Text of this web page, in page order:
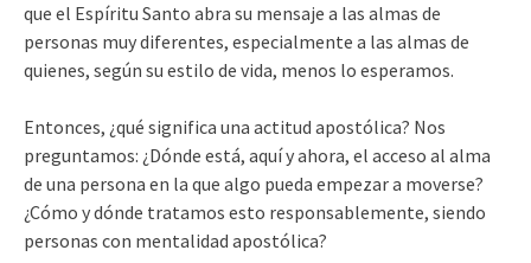
que el Espíritu Santo abra su mensaje a las almas de
personas muy diferentes, especialmente a las almas de
quienes, según su estilo de vida, menos lo esperamos.
Entonces, ¿qué significa una actitud apostólica? Nos
preguntamos: ¿Dónde está, aquí y ahora, el acceso al alma
de una persona en la que algo pueda empezar a moverse?
¿Cómo y dónde tratamos esto responsablemente, siendo
personas con mentalidad apostólica?